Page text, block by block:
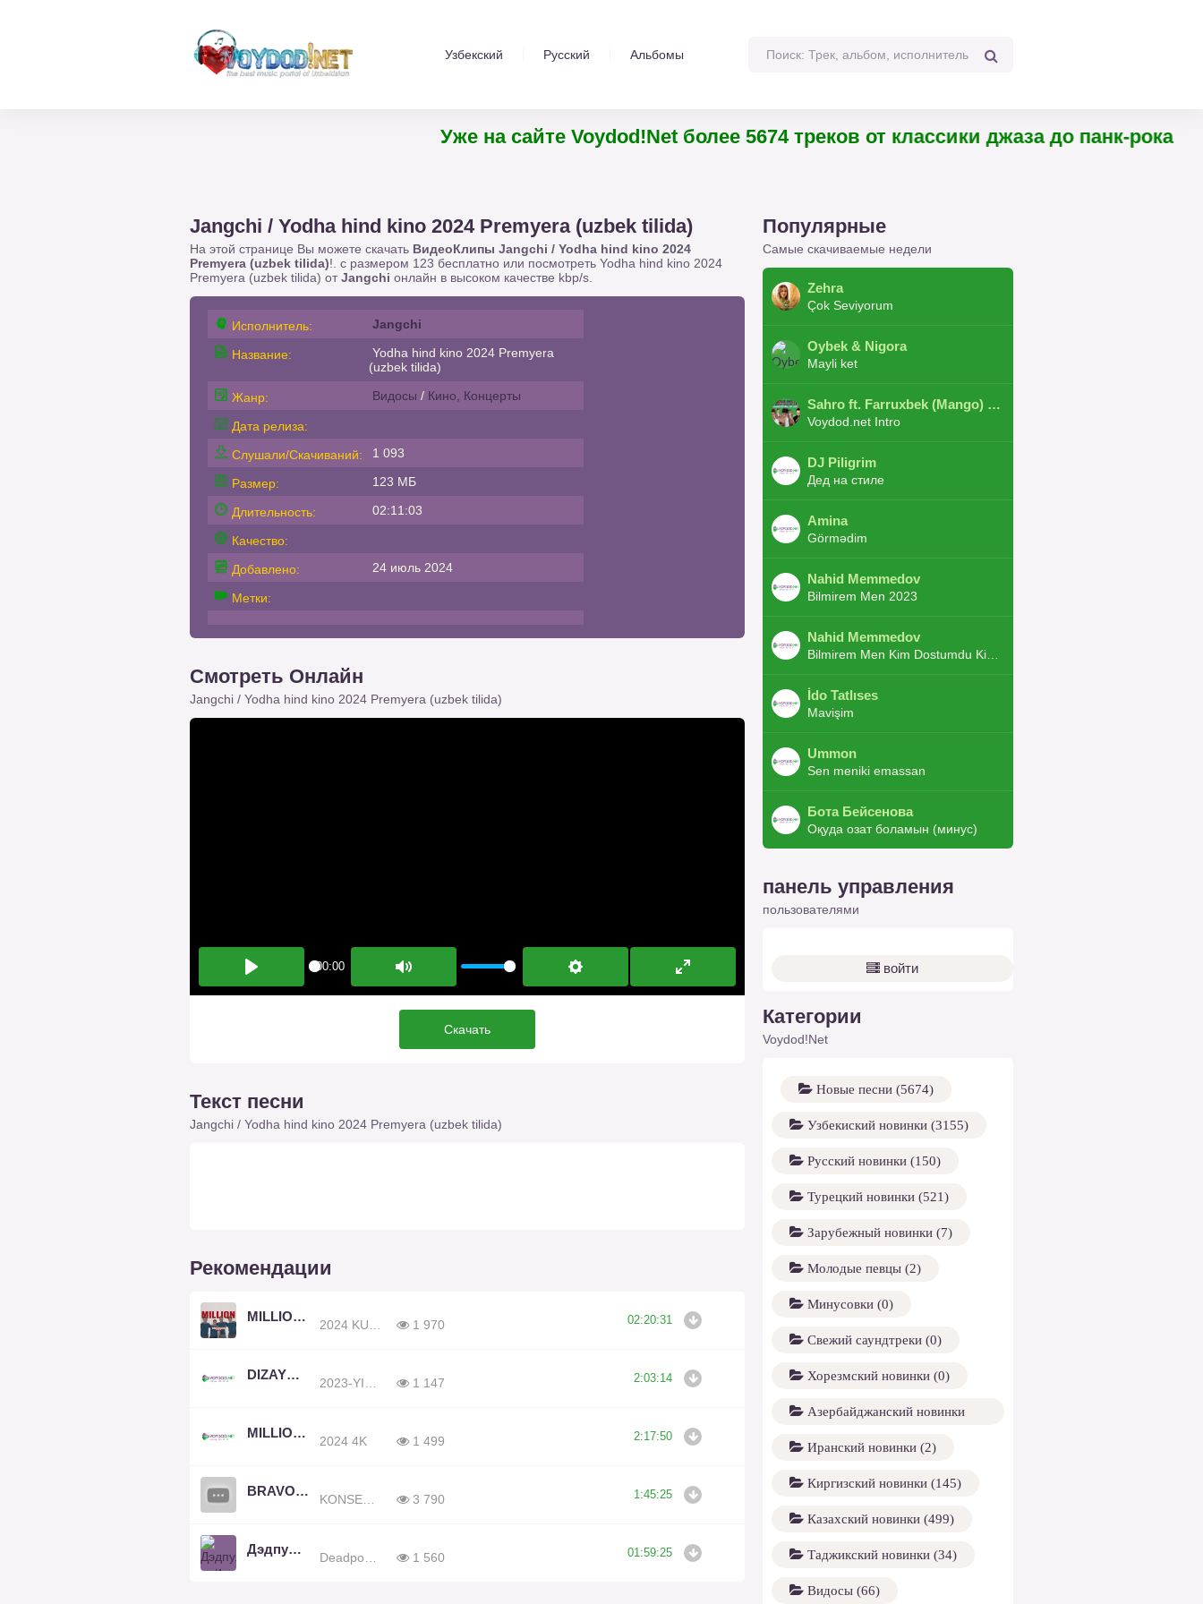
Узбекский Русский Альбомы
Уже на сайте Voydod!Net более 5674 треков от классики джаза до панк-рока
Jangchi / Yodha hind kino 2024 Premyera (uzbek tilida)
На этой странице Вы можете скачать ВидеоКлипы Jangchi / Yodha hind kino 2024
Premyera (uzbek tilida)!. с размером 123 бесплатно или посмотреть Yodha hind kino 2024
Premyera (uzbek tilida) отJangchi онлайн в высоком качестве kbp/s.
Исполнитель: Jangchi
Название:
Yodha hind kino 2024 Premyera
(uzbek tilida)
Жанр: Видосы / Кино, Концерты
Дата релиза:
Слушали/Скачиваний:
1 093
Размер: 123 МБ
Длительность: 02:11:03
Качество:
Добавлено:
24 июль 2024
Метки:
Смотреть Онлайн
Jangchi / Yodha hind kino 2024 Premyera (uzbek tilida)
Play
00:00
Mute Settings Enter
Скачать
Текст песни
Jangchi / Yodha hind kino 2024 Premyera (uzbek tilida)
Рекомендации
MILLION JAMOASI
1 970 02:20:31
DIZAYN JAMOASI
1 147 2:03:14
MILLION JAMOASI
2024 4K 1 499 2:17:50
BRAVO JAMOASI
3 790 1:45:25
Дэдпул и Росомаха (2024)
1 560 01:59:25
Популярные
Самые скачиваемые недели
Zehra
Çok Seviyorum
Oybek & Nigora
Mayli ket
Sahro ft. Farruxbek (Mango) ft. Shaxboz ft. Navruz and Zarba ft. DJ.JoHa
Voydod.net Intro
DJ Piligrim
Дед на стиле
Amina
Görmədim
Nahid Memmedov
Bilmirem Men 2023
Nahid Memmedov
İdo Tatlıses
Mavişim
Ummon
Sen meniki emassan
Бота Бейсенова
Оқуда озат боламын (минус)
панель управления
пользователями
войти
Категории
Voydod!Net
Новые песни (5674)
Узбекиский новинки (3155)
Русский новинки (150)
Турецкий новинки (521)
Зарубежный новинки (7)
Молодые певцы (2)
Минусовки (0)
Свежий саундтреки (0)
Хорезмский новинки (0)
Азербайджанский новинки
(1158)
Иранский новинки (2)
Киргизский новинки (145)
Казахский новинки (499)
Таджикский новинки (34)
Видосы (66)